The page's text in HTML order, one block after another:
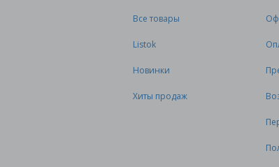
Все товары
Listok
Новинки
Хиты продаж